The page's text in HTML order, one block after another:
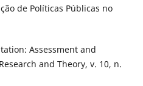
de Políticas Públicas no
Assessment and
and Theory, v. 10, n.